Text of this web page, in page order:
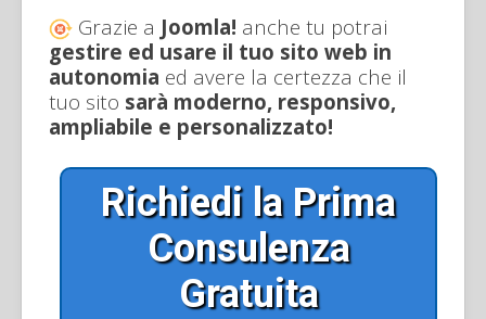
Grazie a Joomla! anche tu potrai
gestire ed usare il tuo sito web in
autonomia ed avere la certezza che il
tuo sito sarà moderno, responsivo,
ampliabile e personalizzato!
Richiedi la Prima
Consulenza
Gratuita